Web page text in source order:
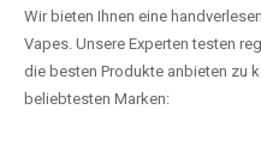
Wir bieten Ihnen eine
Vapes. Unsere Experten testen
die besten Produkte anbieten zu
beliebtesten Marken: